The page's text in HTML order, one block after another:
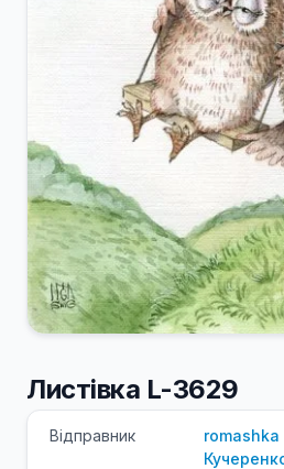
Листівка L-3629
Відправник romashka